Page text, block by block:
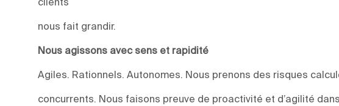
nous fait grandir.
Nous agissons avec sens et rapidité
Agiles. Rationnels. Autonomes. Nous prenons des risques
concurrents. Nous faisons preuve de proactivité et d’agilité